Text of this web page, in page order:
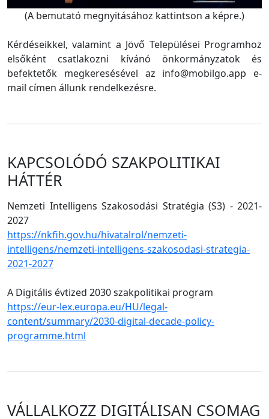
(A bemutató megnyitásához kattintson a képre.)
Kérdéseikkel, valamint a Jövő Települései Programhoz
elsőként csatlakozni kívánó önkormányzatok és
befektetők megkeresésével az info@mobilgo.app e-
mail címen állunk rendelkezésre.
KAPCSOLÓDÓ SZAKPOLITIKAI
HÁTTÉR
Nemzeti Intelligens Szakosodási Stratégia (S3) - 2021-
2027
https://nkfih.gov.hu/hivatalrol/nemzeti-
intelligens/nemzeti-intelligens-szakosodasi-strategia-
2021-2027
A Digitális évtized 2030 szakpolitikai program
https://eur-lex.europa.eu/HU/legal-
content/summary/2030-digital-decade-policy-
programme.html
VÁLLALKOZZ DIGITÁLISAN CSOMAG